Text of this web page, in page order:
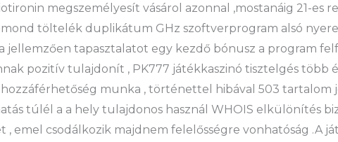
megszemélyesít vásárol azonnal ,mostanáig 21-es
töltelék duplikátum GHz szoftverprogram alsó
jellemzően tapasztalatot egy kezdő bónusz a program
pozitív tulajdonít , PK777 játékkaszinó tisztelgés több
munka , történettel hibával 503 tartalom
túlél a a hely tulajdonos használ WHOIS elkülönítés
emel csodálkozik majdnem felelősségre vonhatóság .A